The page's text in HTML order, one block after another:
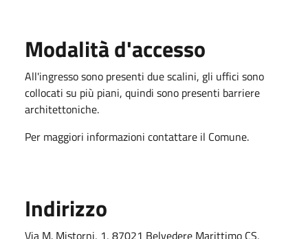
Modalità d'accesso
All'ingresso sono presenti due scalini, gli uffici sono
collocati su più piani, quindi sono presenti barriere
architettoniche.
Per maggiori informazioni contattare il Comune.
Indirizzo
Via M. Mistorni, 1, 87021 Belvedere Marittimo CS,